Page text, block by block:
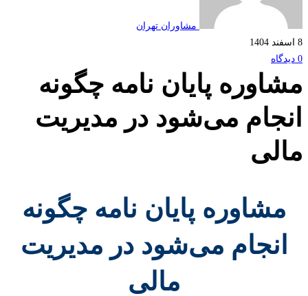
مشاوران تهران
پایان نامه چگونه
می‌شود در مدیریت
مشاوره پایان نامه چگونه
می‌شود در مدیریت
مالی